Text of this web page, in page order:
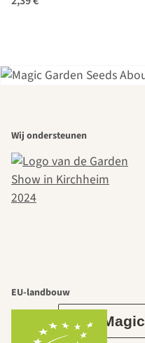
naar
leidt
Over
Wij ondersteunen
EU-landbouw